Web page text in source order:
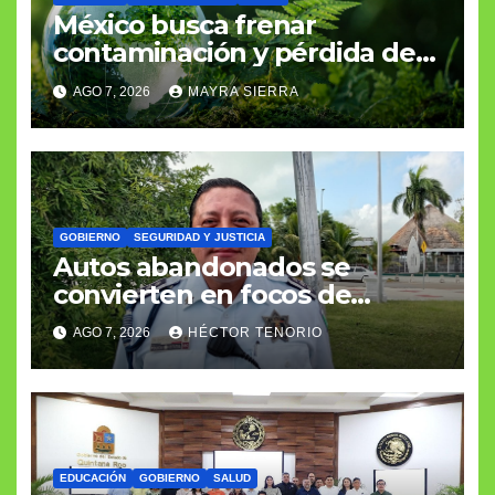
México busca frenar
contaminación y pérdida de
biodiversidad
AGO 7, 2026 MAYRA SIERRA
GOBIERNO SEGURIDAD Y JUSTICIA
Autos abandonados se
convierten en focos de
infección e inseguridad
AGO 7, 2026 HÉCTOR TENORIO
EDUCACIÓN GOBIERNO SALUD